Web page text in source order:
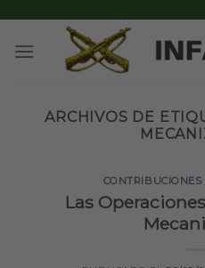
content
ARCHIVOS DE
Las